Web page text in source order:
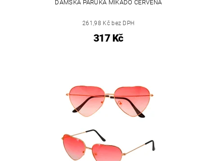
DÁMSKÁ PARUKA MIKÁDO ČERVENÁ
261,98 Kč bez DPH
317 Kč